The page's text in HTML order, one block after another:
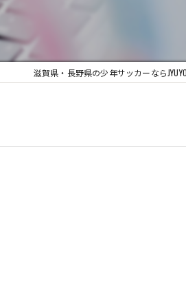
滋賀県・長野県の少年サッカーなら